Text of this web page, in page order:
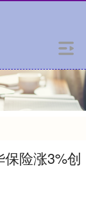
险涨3%创